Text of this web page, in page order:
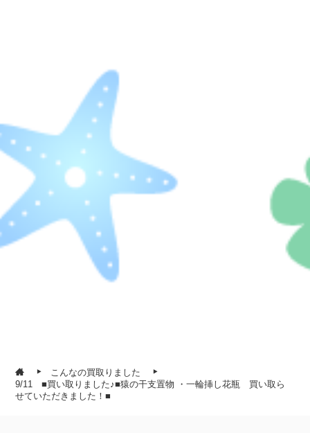
こんなの買取りました
9/11 ■買い取りました♪■猿の干支置物 ・一輪挿し花瓶 買い取ら
せていただきました！■